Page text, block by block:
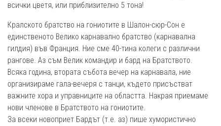
всички цветя, или приблизително 5 тона!
Кралското братство на гониотите в Шалон-сюр-Сон е
единственото Велико карнавално братство (карнавална
гилдия) във Франция. Ние сме 40-тина колеги с различни
рангове. Аз съм Велик командир и бард на Братството.
Всяка година, втората събота вечер на карнавала, ние
организираме гала-вечеря с танци, където присъстват
важните хора и управниците на областта. Накрая приемаме
нови членове в Братството на гониотите.
За всеки новоприет Бардът (т.е. аз) пише хумористично